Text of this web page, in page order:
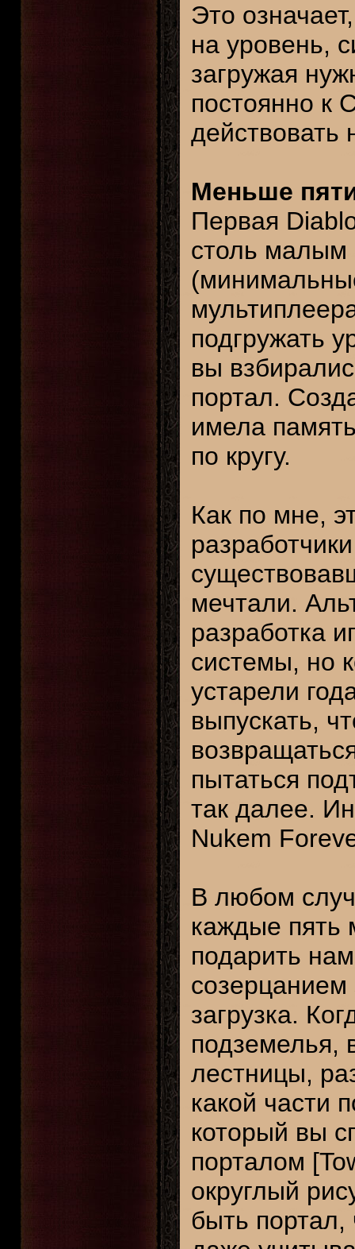
Это
на уровень,
загружая
постоянно к
действовать
Меньше
Первая
столь малым
подгружать
вы
портал.
имела
по кругу.
Как по мне,
мечтали.
разработка
системы, но
устарели
выпускать,
пытаться
так далее.
Nukem
В любом
каждые пять
подарить
созерцанием
загрузка.
подземелья,
лестницы,
какой части
который вы
порталом
округлый
быть портал,